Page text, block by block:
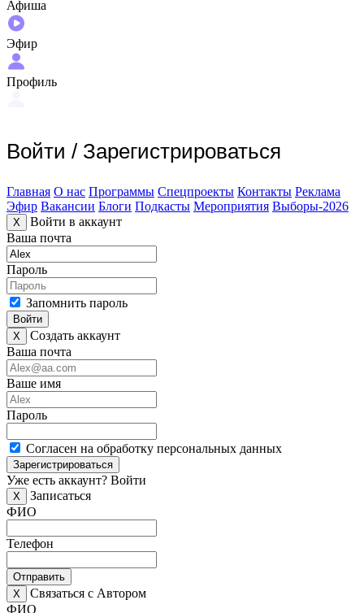
Афиша
Эфир
Профиль
Войти / Зарегистрироваться
Главная О нас Программы Спецпроекты Контакты Реклама
Эфир Вакансии Блоги Подкасты Мероприятия Выборы-2026
X
Войти в аккаунт
Ваша почта
Пароль
Запомнить пароль
Войти
X
Создать аккаунт
Ваша почта
Ваше имя
Пароль
Согласен на обработку персональных данных
Зарегистрироваться
Уже есть аккаунт? Войти
X
Записаться
ФИО
Телефон
Отправить
X
Связаться с Автором
ФИО